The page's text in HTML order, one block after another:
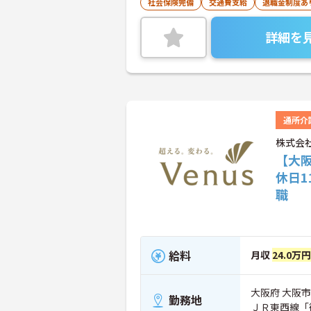
社会保険完備 交通費支給 退職金制度あ
詳細を
通所介
株式会
【
休日
職
給料 月収 24.0万円
勤務地
大阪府 大阪
ＪＲ東西線